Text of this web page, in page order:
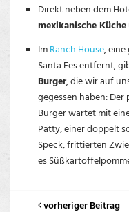
Direkt neben dem
mexikanische Küche
ImRanch House,
Santa Fes entfernt,
Burger, die wir auf
gegessen haben:
Burger wartet mit
Patty, einer doppelt
Speck, frittierten
es
vorheriger Beitrag